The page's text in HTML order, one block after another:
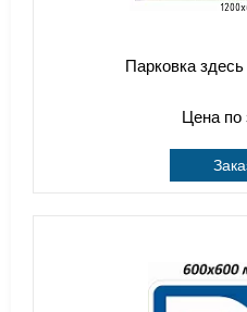
Парковка
Цена по